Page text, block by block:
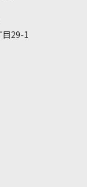
29-1